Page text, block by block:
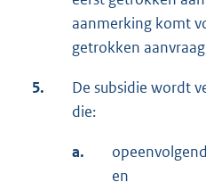
aanmerking komt
getrokken
5.
De subsidie wordt
die:
a.
en